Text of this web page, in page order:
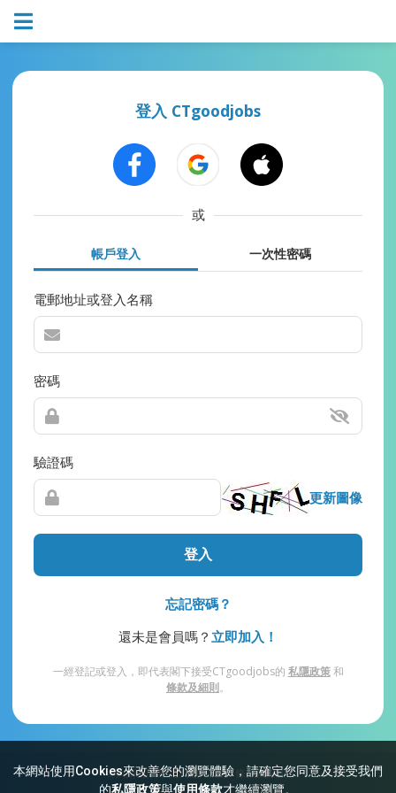
本網站使用Cookies來改善您的瀏覽體驗，請確定您同意及接受我們
的私隱政策與使用條款才繼續瀏覽。
登入 CTgoodjobs
或
帳戶登入 一次性密碼
電郵地址或登入名稱
密碼
驗證碼
更新圖像
登入
忘記密碼？
還未是會員嗎？ 立即加入！
一經登記或登入，即代表閣下接受CTgoodjobs的 私隱政策和
條款及細則。
網站索引 常見問題 私隱 條款及細則